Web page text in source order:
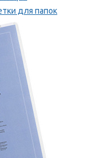
для папок